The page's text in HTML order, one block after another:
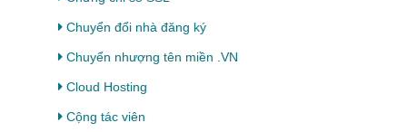
Chuyển đổi nhà đăng ký
Chuyển nhượng tên miền .VN
Cloud Hosting
Cộng tác viên